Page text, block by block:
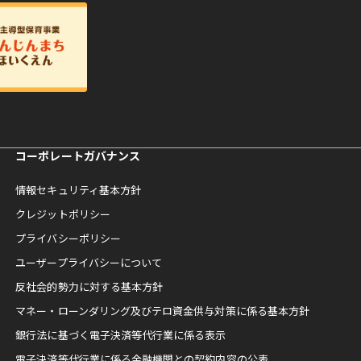
コーポレートガバナンス
情報セキュリティ基本方針
クレジットポリシー
プライバシーポリシー
ユーザープライバシーについて
反社会的勢力に対する基本方針
マネー・ローンダリング及びテロ資金供与対策に係る基本方針
銀行法に基づく電子決済等代行業に係る表示